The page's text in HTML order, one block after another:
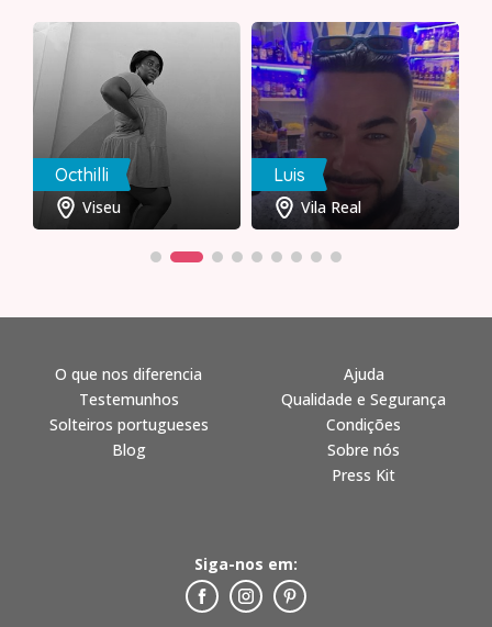
Octhilli
Viseu
Luis
Vila Real
O que nos diferencia
Testemunhos
Solteiros portugueses
Blog
Ajuda
Qualidade e Segurança
Condições
Sobre nós
Press Kit
Siga-nos em: